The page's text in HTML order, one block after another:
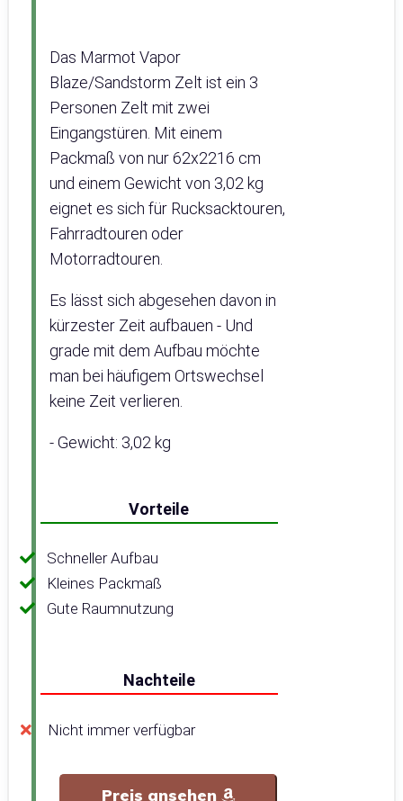
Das Marmot Vapor
Blaze/Sandstorm Zelt ist ein 3
Personen Zelt mit zwei
Eingangstüren. Mit einem
Packmaß von nur 62x2216 cm
und einem Gewicht von 3,02 kg
eignet es sich für Rucksacktouren,
Fahrradtouren oder
Motorradtouren.
Es lässt sich abgesehen davon in
kürzester Zeit aufbauen - Und
grade mit dem Aufbau möchte
man bei häufigem Ortswechsel
keine Zeit verlieren.
- Gewicht: 3,02 kg
Vorteile
Schneller Aufbau
Kleines Packmaß
Gute Raumnutzung
Nachteile
Nicht immer verfügbar
Preis ansehen